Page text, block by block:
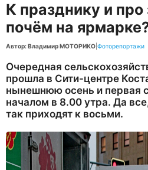
К празднику и про
почём на
Автор: Владимир МОТОРИКО Фоторепортажи
Очередная
прошла в Сити-центре
нынешнюю осень и первая
началом в 8.00 утра. Да
так приходят к восьми.